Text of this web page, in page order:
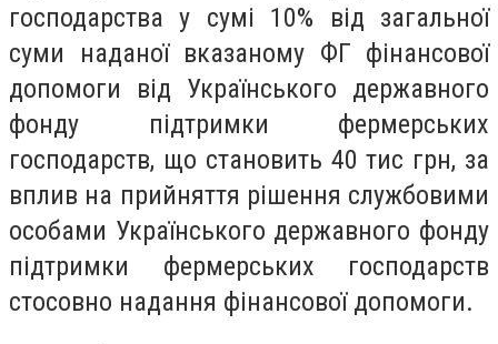
господарства у сумі 10% від загальної
суми наданої вказаному ФГ фінансової
допомоги від Українського державного
фонду підтримки фермерських
господарств, що становить 40 тис грн, за
вплив на прийняття рішення службовими
особами Українського державного фонду
підтримки фермерських господарств
стосовно надання фінансової допомоги.